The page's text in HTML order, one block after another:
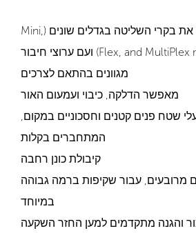
ניתן לקבל את בקרי השליטה בגדלים שונים (Mini,
Flex, and MultiPlex models) ועם ערוצי חיבור
מגוונים בהתאם לצרכים
מאפשר הדלקה, כיבוי ועמעום האור
שטח פנים קטנים וחסכוניים במקום,
המתחברים בקלות
קיבולת כונן רחבה
מרובעים, עבור שקיפות ברמה גבוהה
במיוחד
והגנה מתקדמים למען החזר השקעה